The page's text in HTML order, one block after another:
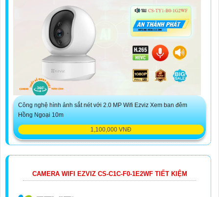
Công nghệ hình ảnh sắt nét với 2.0 MP Wifi Ezviz Xem ban đêm
Hồng Ngoại 10m
1,100,000 VNĐ
CAMERA WIFI EZVIZ CS-C1C-F0-1E2WF TIẾT KIỆM